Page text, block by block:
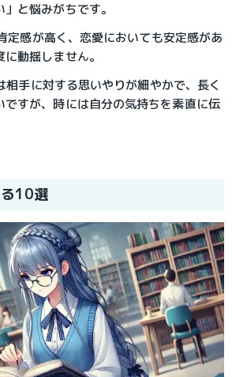
と悩みがちです。
定感が高く、恋愛においても安定感があ
動揺しません。
手に対する思いやりが細やかで、長く
ですが、時には自分の気持ちを素直に伝
10選